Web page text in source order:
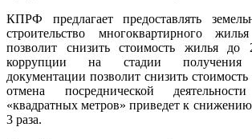
КПРФ предлагает предоставлять
строительство многоквартирного
позволит снизить стоимость жилья до
коррупции на стадии получения
документации позволит снизить
отмена посреднической
«квадратных метров» приведет к
3 раза.